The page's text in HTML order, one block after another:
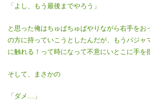
「よし、もう最後までやろう」
と思った俺はちゅぱちゅぱやりながら右手をお
の方に持っていこうとしたんだが、もうパジャ
に触れる！って時になって不意にいとこに手を
そして、まさかの
「ダメ…」